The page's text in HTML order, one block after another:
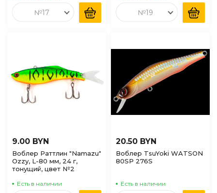
№17 №19
9.00 BYN
Воблер Раттлин "Namazu"
Ozzy, L-80 мм, 24 г,
тонущий, цвет №2
Есть в наличии
20.50 BYN
Воблер TsuYoki WATSON
80SP 276S
Есть в наличии